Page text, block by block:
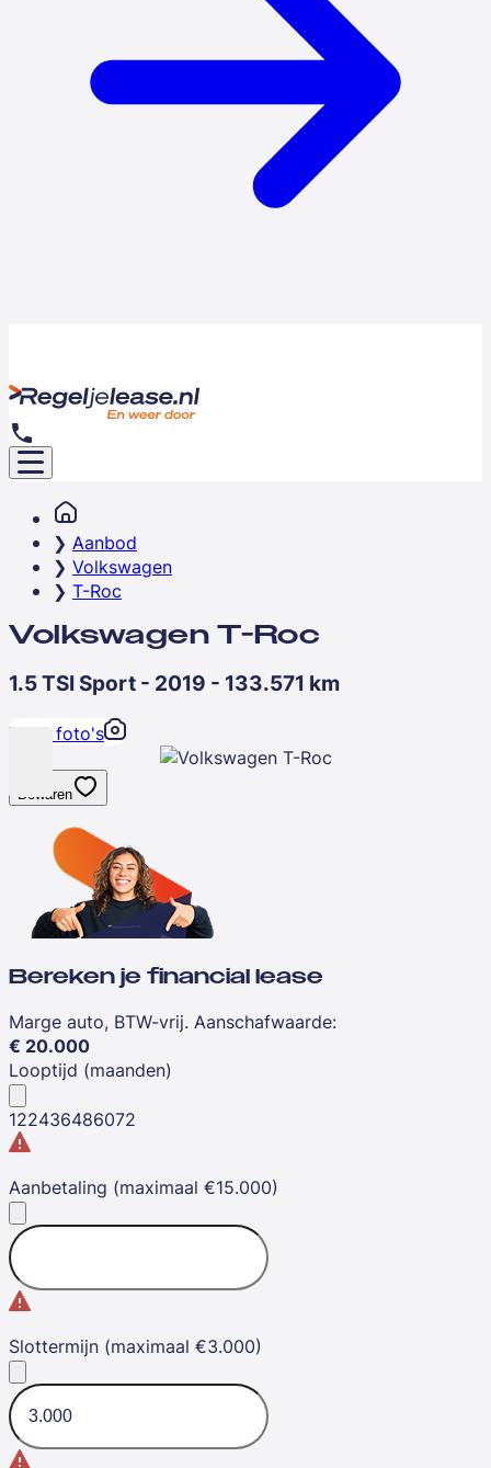
Aanbod
Volkswagen
T-Roc
Volkswagen T-Roc
1.5 TSI Sport - 2019 - 133.571 km
Toon foto's
Bewaren
Bereken je financial lease
Marge auto, BTW-vrij. Aanschafwaarde:
€ 20.000
Looptijd (maanden)
122436486072
Aanbetaling (maximaal €15.000)
Slottermijn (maximaal €3.000)